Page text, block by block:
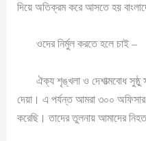
দিয়ে অতিক্রম করে আসতে হয়
ওদের নির্মুল করতে হলে চাই –
ঐক্য শৃঙ্খলা ও দেশাত্মবোধ সুষ্ঠু
দেয়া। এ পর্যন্ত আমরা ৩০০
করেছি। তাদের তুলনায় আমাদের